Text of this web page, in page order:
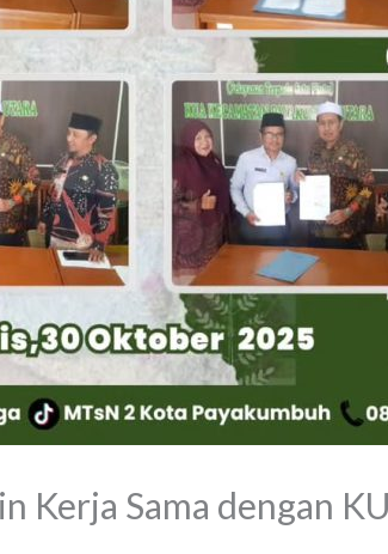
Kerja Sama dengan